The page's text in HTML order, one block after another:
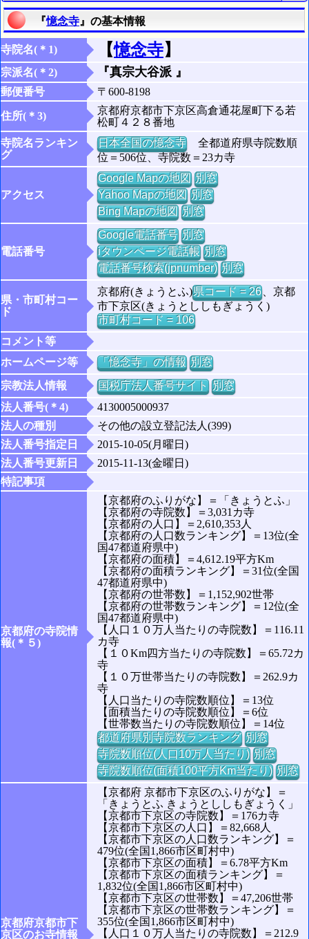
『憶念寺 』の基本情報
寺院名(＊1) 【憶念寺】
宗派名(＊2) 『真宗大谷派 』
郵便番号 〒600-8198
住所(＊3)
京都府京都市下京区高倉通花屋町下る若
松町４２８番地
寺院名ランキン
グ
日本全国の憶念寺全都道府県寺院数順
位＝506位、寺院数＝23カ寺
アクセス
Google Mapの地図 別窓
Yahoo Mapの地図 別窓
Bing Mapの地図 別窓
電話番号
Google電話番号 別窓
iタウンページ電話帳 別窓
電話番号検索(jpnumber) 別窓
県・市町村コー
ド
京都府(きょうとふ)県コード = 26、京都
市下京区(きょうとししもぎょうく)
市町村コード = 106
コメント等
ホームページ等
「憶念寺」の情報 別窓
宗教法人情報
国税庁法人番号サイト 別窓
法人番号(＊4)
4130005000937
法人の種別
その他の設立登記法人(399)
法人番号指定日
2015-10-05(月曜日)
法人番号更新日
2015-11-13(金曜日)
特記事項
京都府の寺院情
報(＊５)
【京都府のふりがな】＝「きょうとふ」
【京都府の寺院数】＝3,031カ寺
【京都府の人口】＝2,610,353人
【京都府の人口数ランキング】＝13位(全
国47都道府県中)
【京都府の面積】＝4,612.19平方Km
【京都府の面積ランキング】＝31位(全国
47都道府県中)
【京都府の世帯数】＝1,152,902世帯
【京都府の世帯数ランキング】＝12位(全
国47都道府県中)
【人口１０万人当たりの寺院数】＝116.11
カ寺
【１０Km四方当たりの寺院数】＝65.72カ
寺
【１０万世帯当たりの寺院数】＝262.9カ
寺
【人口当たりの寺院数順位】＝13位
【面積当たりの寺院数順位】＝6位
【世帯数当たりの寺院数順位】＝14位
都道府県別寺院数ランキング 別窓
寺院数順位(人口10万人当たり) 別窓
寺院数順位(面積100平方Km当たり) 別窓
京都府京都市下
京区のお寺情報
【京都府 京都市下京区のふりがな】＝
「きょうとふ きょうとししもぎょうく」
【京都市下京区の寺院数】＝176カ寺
【京都市下京区の人口】＝82,668人
【京都市下京区の人口数ランキング】＝
479位(全国1,866市区町村中)
【京都市下京区の面積】＝6.78平方Km
【京都市下京区の面積ランキング】＝
1,832位(全国1,866市区町村中)
【京都市下京区の世帯数】＝47,206世帯
【京都市下京区の世帯数ランキング】＝
355位(全国1,866市区町村中)
【人口１０万人当たりの寺院数】＝212.9